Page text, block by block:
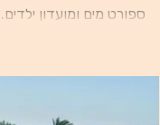
כוללים טלוויזיה בלוויין,
ועיסוים מקצועיים.